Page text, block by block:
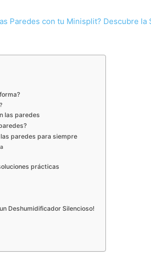
Paredes con tu Minisplit? Descubre la
las paredes
paredes para siempre
prácticas
Deshumidificador Silencioso!